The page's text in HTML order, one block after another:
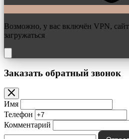
Возможно, у вас включён VPN,
загружаться
Заказать обратный звонок
Имя
Телефон
Комментарий